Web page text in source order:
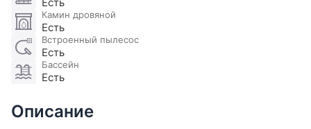
Камин дровяной
Есть
Встроенный пылесос
Есть
Бассейн
Есть
Описание